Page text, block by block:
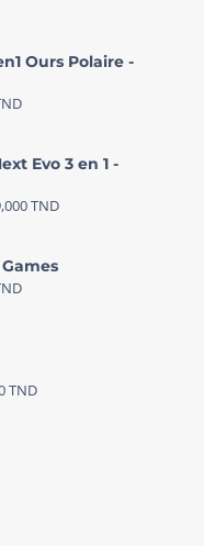
Ours Polaire -
Evo 3 en 1 -
TND
TND